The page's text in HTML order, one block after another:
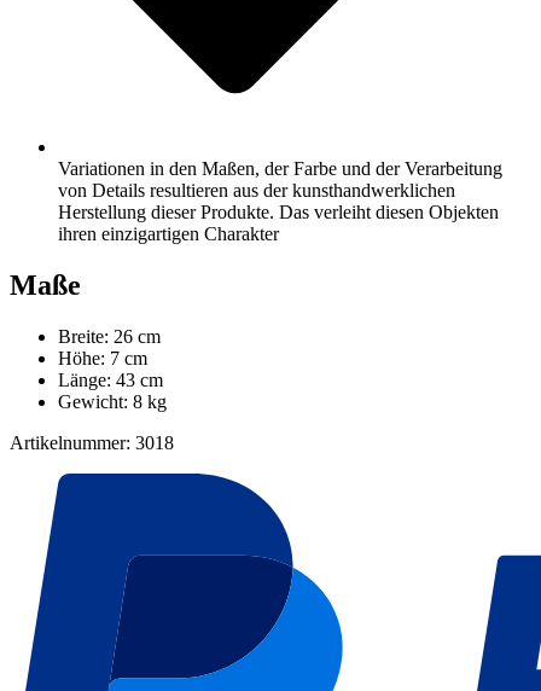
Variationen in den Maßen, der Farbe und der Verarbeitung
von Details resultieren aus der kunsthandwerklichen
Herstellung dieser Produkte. Das verleiht diesen Objekten
ihren einzigartigen Charakter
Maße
Breite: 26 cm
Höhe: 7 cm
Länge: 43 cm
Gewicht: 8 kg
Artikelnummer: 3018